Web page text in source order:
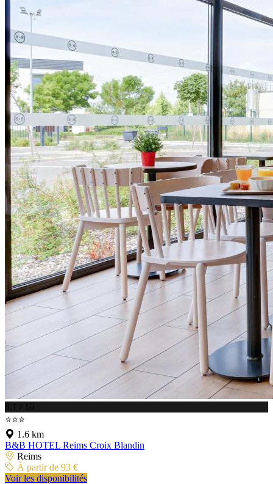
8.1 / 10
⭐⭐⭐
1.6 km
B&B HOTEL Reims Croix Blandin
Reims
À partir de 93 €
Voir les disponibilités